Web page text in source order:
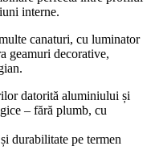
interne.
canaturi, cu luminator
geamuri decorative,
datorită aluminiului și
– fără plumb, cu
durabilitate pe termen